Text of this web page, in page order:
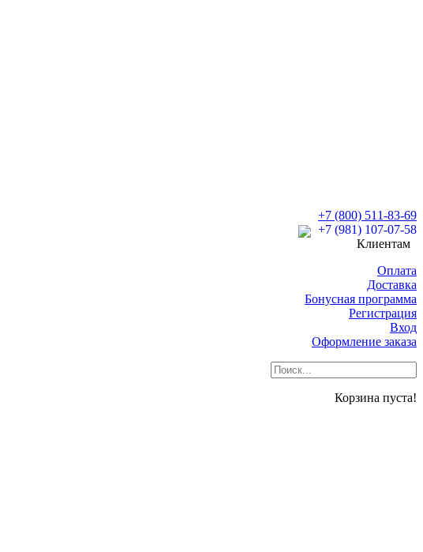
+7 (800) 511-83-69
+7 (981) 107-07-58
Клиентам
Оплата
Доставка
Бонусная программа
Регистрация
Вход
Оформление заказа
Корзина пуста!